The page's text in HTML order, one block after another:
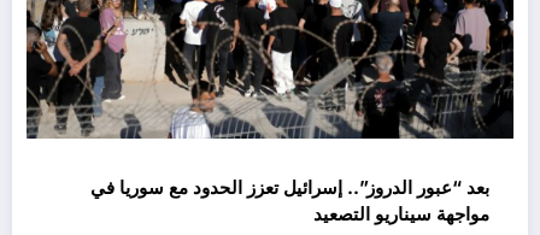
بعد “عبور الدروز”.. إسرائيل تعزز الحدود مع سوريا في
مواجهة سيناريو التصعيد